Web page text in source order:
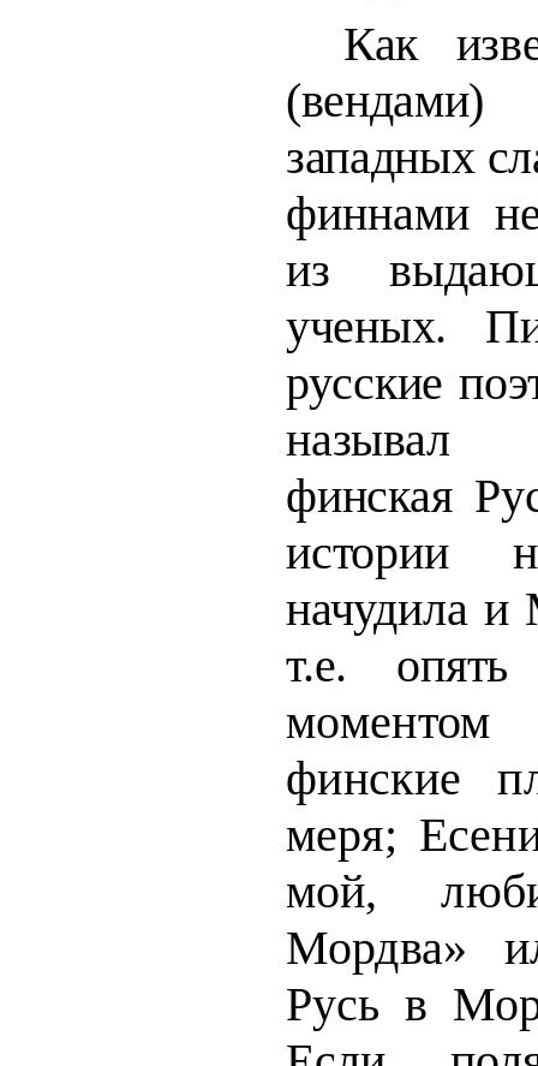
Как
западных
финнами
из
ученых.
русские
называл
финская
истории
начудила и
т.е. опять
финские
меря;
мой,
Мордва»
Русь в